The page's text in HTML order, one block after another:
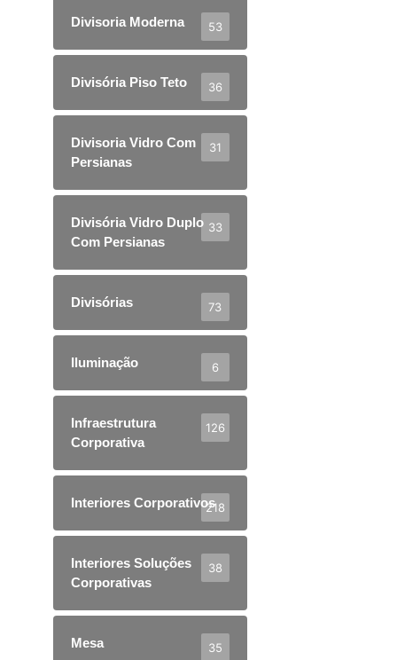
Divisoria Moderna 53
Divisória Piso Teto 36
Divisoria Vidro Com
Persianas
31
Divisória Vidro Duplo
Com Persianas
33
Divisórias 73
Iluminação 6
Infraestrutura
Corporativa
126
Interiores Corporativos218
Interiores Soluções
Corporativas
38
Mesa 35